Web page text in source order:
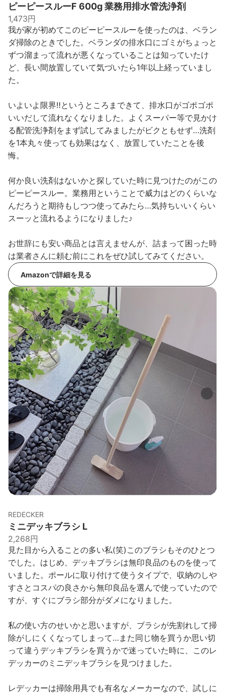
ピーピースルーF 600g 業務用排水管洗浄剤
1,473円
我が家が初めてこのピーピースルーを使ったのは、ベラン
ダ掃除のときでした。ベランダの排水口にゴミがちょっと
ずつ溜まって流れが悪くなっていることは知っていたけ
ど、長い間放置していて気づいたら1年以上経っていまし
た。
いよいよ限界‼︎というところまできて、排水口がゴポゴポ
いいだして流れなくなりました。よくスーパー等で見かけ
る配管洗浄剤をまず試してみましたがビクともせず…洗剤
を1本丸々使っても効果はなく、放置していたことを後
悔。
何か良い洗剤はないかと探していた時に見つけたのがこの
ピーピースルー。業務用ということで威力はどのくらいな
んだろうと期待もしつつ使ってみたら…気持ちいいくらい
スーッと流れるようになりました♪
お世辞にも安い商品とは言えませんが、詰まって困った時
は業者さんに頼む前にこれをぜひ試してみてください。
Amazonで詳細を見る
REDECKER
ミニデッキブラシ L
2,268円
見た目から入ることの多い私(笑)このブラシもそのひとつ
でした。はじめ、デッキブラシは無印良品のものを使って
いました。ポールに取り付けて使うタイプで、収納のしや
すさとコスパの良さから無印良品を選んで使っていたので
すが、すぐにブラシ部分がダメになりました。
私の使い方のせいかと思いますが、ブラシが先割れして掃
除がしにくくなってしまって…また同じ物を買うか思い切
って違うデッキブラシを買うかで迷っていた時に、このレ
デッカーのミニデッキブラシを見つけました。
レデッカーは掃除用具でも有名なメーカーなので、試しに